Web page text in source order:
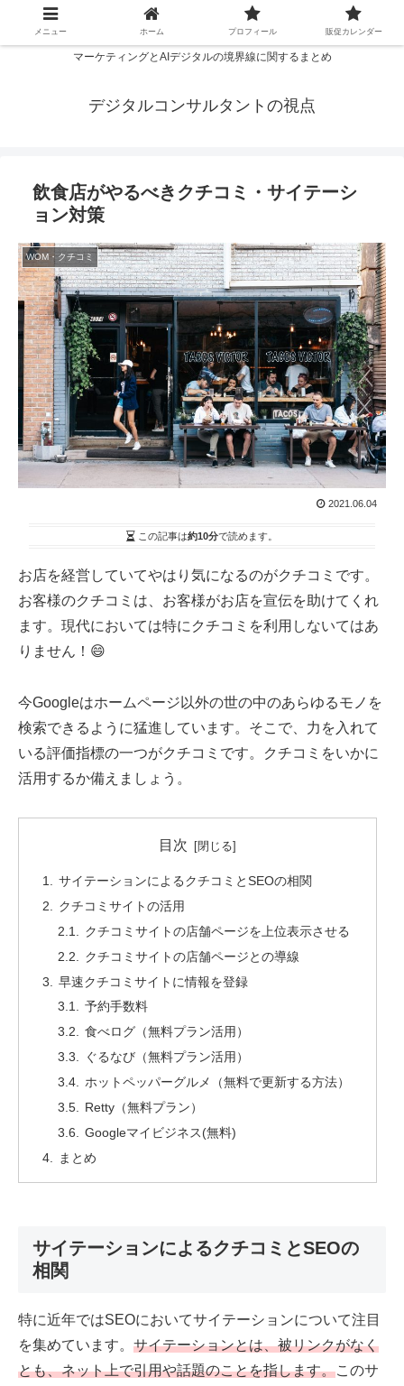
マーケティングとAIデジタルの境界線に関するまとめ
デジタルコンサルタントの視点
飲食店がやるべきクチコミ・サイテーシ
ョン対策
WOM・クチコミ
2021.06.04
この記事は約10分で読めます。
お店を経営していてやはり気になるのがクチコミです。
お客様のクチコミは、お客様がお店を宣伝を助けてくれ
ます。現代においては特にクチコミを利用しないてはあ
りません！😄
今Googleはホームページ以外の世の中のあらゆるモノを
検索できるように猛進しています。そこで、力を入れて
いる評価指標の一つがクチコミです。クチコミをいかに
活用するか備えましょう。
目次
サイテーションによるクチコミとSEOの相関
クチコミサイトの活用
クチコミサイトの店舗ページを上位表示させる
クチコミサイトの店舗ページとの導線
早速クチコミサイトに情報を登録
予約手数料
食べログ（無料プラン活用）
ぐるなび（無料プラン活用）
ホットペッパーグルメ（無料で更新する方法）
Retty（無料プラン）
Googleマイビジネス(無料)
まとめ
サイテーションによるクチコミとSEOの
相関
特に近年ではSEOにおいてサイテーションについて注目
を集めています。 サイテーションとは、被リンクがなく
とも、ネット上で引用や話題のことを指します。このサ
メニュー ホーム プロフィール 販促カレンダー